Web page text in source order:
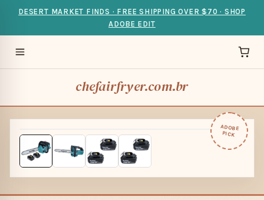
DESERT MARKET FINDS · FREE SHIPPING OVER $70 · SHOP
ADOBE EDIT
chefairfryer.com.br
ADOBE
PICK